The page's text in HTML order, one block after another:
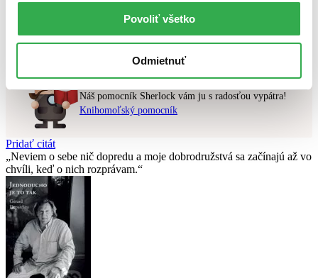
Povoliť všetko
Odmietnuť
Vydavateľstvo Random House
vyhovujúci zadaným podmienkam.
Skúste prosím zmeniť vyhľadávaný výraz.
Chcete poradiť knihu?
Náš pomocník Sherlock vám ju s radosťou vypátra!
Knihomoľský pomocník
Pridať citát
Neviem o sebe nič dopredu a moje dobrodružstvá sa začínajú až vo
chvíli, keď o nich rozprávam.